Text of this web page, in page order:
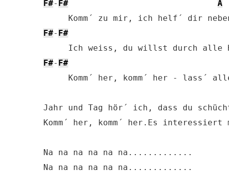
F#- F# A
F#- F#
F#- F#
Komm´ her, komm´ her - lass´
Jahr und Tag hör´ ich, dass du
Komm´ her, komm´ her.Es
Na na na na na na.............
Na na na na na na.............